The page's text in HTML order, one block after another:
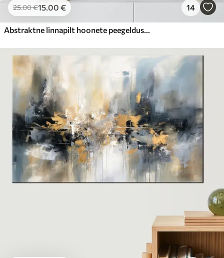
25.00€15.00 € 14
Abstraktne linnapilt hoonete peegeldustega vees, mis on loodud neutraalsetes toonides ja soojade toonide aktsentidega